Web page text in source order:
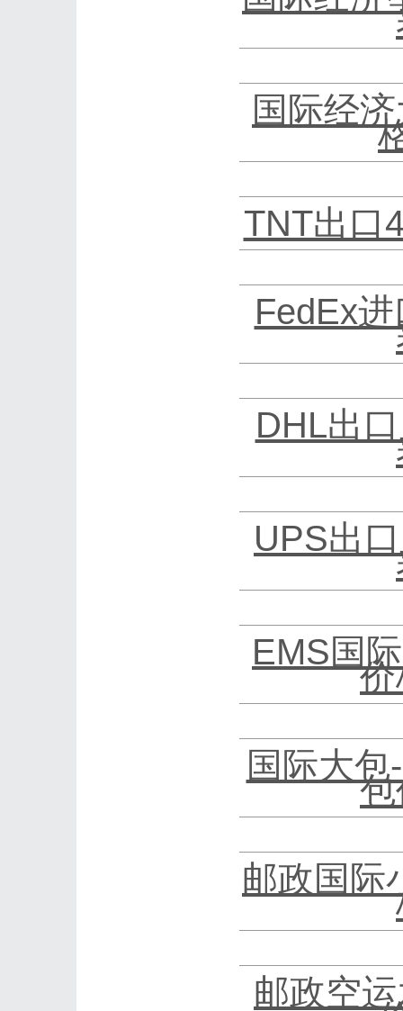
国际经
TNT出口
FedEx
DHL出
UPS出
EMS国
国际大
邮政国际
邮政空